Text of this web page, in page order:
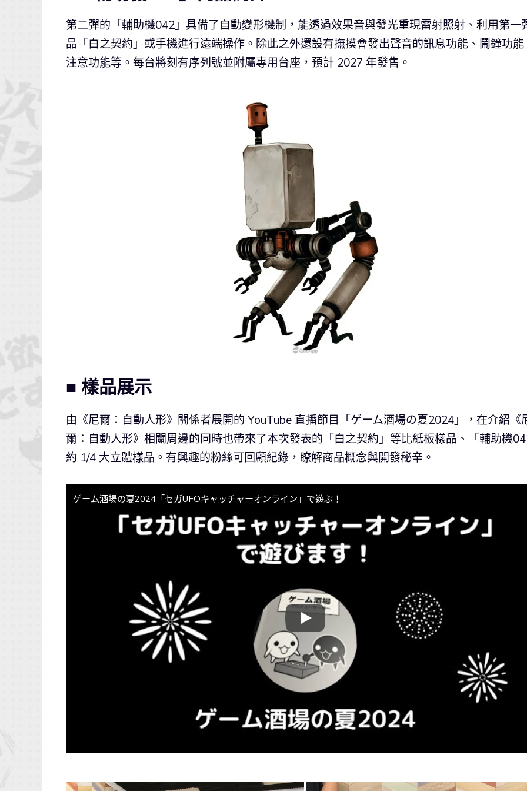
第二彈的「輔助機042」具備了自動變形機制，能透過效果音與發光重現雷射照射、利用第一
品「白之契約」或手機進行遠端操作。除此之外還設有撫摸會發出聲音的訊息功能、鬧鐘功能
注意功能等。每台將刻有序列號並附屬專用台座，預計 2027 年發售。
■ 樣品展示
由《尼爾：自動人形》關係者展開的 YouTube 直播節目「ゲーム酒場の夏2024」，在介紹《
爾：自動人形》相關周邊的同時也帶來了本次發表的「白之契約」等比紙板樣品、「輔助機
約 1/4 大立體樣品。有興趣的粉絲可回顧紀錄，瞭解商品概念與開發秘辛。
ゲーム酒場の夏2024「セガUFOキャッチャーオンライン」で遊ぶ！